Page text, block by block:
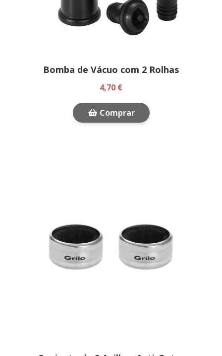
Bomba de Vácuo com 2 Rolhas
4,70 €
Comprar